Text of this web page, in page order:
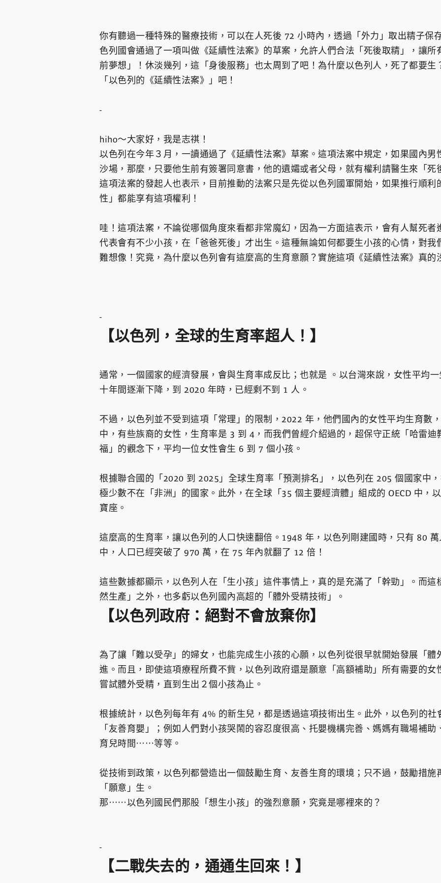
你有聽過一種特殊的醫療技術，可以在人死後 72 小時內，透過「外力」取出精子保
色列國會通過了一項叫做《延續性法案》的草案，允許人們合法「死後取精」，讓所
前夢想」！休淡幾列，這「身後服務」也太周到了吧！為什麼以色列人，死了都要生
「以色列的《延續性法案》」吧！
-
hiho～大家好，我是志祺！
以色列在今年３月，一讀通過了《延續性法案》草案。這項法案中規定，如果國內男
沙場，那麼，只要他生前有簽署同意書，他的遺孀或者父母，就有權利請醫生來「死
這項法案的發起人也表示，目前推動的法案只是先從以色列國軍開始，如果推行順利
性」都能享有這項權利！
哇！這項法案，不論從哪個角度來看都非常魔幻，因為一方面這表示，會有人幫死者
代表會有不少小孩，在「爸爸死後」才出生。這種無論如何都要生小孩的心情，對
難想像！究竟，為什麼以色列會有這麼高的生育意願？實施這項《延續性法案》真的
-
【以色列，全球的生育率超人！】
通常，一個國家的經濟發展，會與生育率成反比；也就是 。以台灣來說，女性平均
十年間逐漸下降，到 2020 年時，已經剩不到 1 人。
不過，以色列並不受到這項「常理」的限制，2022 年，他們國內的女性平均生育數
中，有些族裔的女性，生育率是 3 到 4，而我們曾經介紹過的，超保守正統「哈雷迪
福」的觀念下，平均一位女性會生 6 到 7 個小孩。
根據聯合國的「2020 到 2025」全球生育率「預測排名」，以色列在 205 個國家中
極少數不在「非洲」的國家。此外，在全球「35 個主要經濟體」組成的 OECD 中，
寶座。
這麼高的生育率，讓以色列的人口快速翻倍。1948 年，以色列剛建國時，只有 80
中，人口已經突破了 970 萬，在 75 年內就翻了 12 倍！
這些數據都顯示，以色列人在「生小孩」這件事情上，真的是充滿了「幹勁」。而這
然生產」之外，也多虧以色列國內高超的「體外受精技術」。
【以色列政府：絕對不會放棄你】
為了讓「難以受孕」的婦女，也能完成生小孩的心願，以色列從很早就開始發展「體
進。而且，即使這項療程所費不貲，以色列政府還是願意「高額補助」所有需要的
嘗試體外受精，直到生出２個小孩為止。
根據統計，以色列每年有 4% 的新生兒，都是透過這項技術出生。此外，以色列的
「友善育嬰」；例如人們對小孩哭鬧的容忍度很高、托嬰機構完善、媽媽有職場補
育兒時間⋯⋯等等。
從技術到政策，以色列都營造出一個鼓勵生育、友善生育的環境；只不過，鼓勵措施
「願意」生。
那⋯⋯以色列國民們那股「想生小孩」的強烈意願，究竟是哪裡來的？
-
【二戰失去的，通通生回來！】